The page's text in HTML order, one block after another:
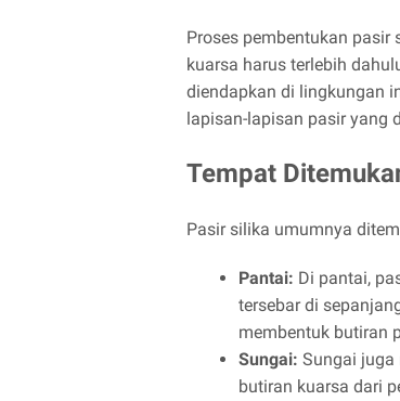
Proses pembentukan
kuarsa harus terlebih
diendapkan di lingkungan
lapisan-lapisan pasir yang
Tempat
Pasir silika umumnya
Pantai: Di pantai,
tersebar di
membentuk butiran
Sungai: Sungai juga
butiran kuarsa dari